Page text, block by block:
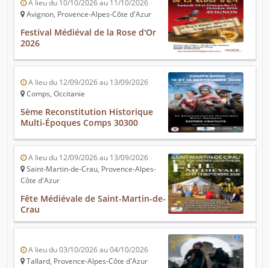
A lieu du 10/10/2026 au 11/10/2026
Avignon, Provence-Alpes-Côte d'Azur
Festival Médiéval de la Rose d'Or
2026
A lieu du 12/09/2026 au 13/09/2026
Comps, Occitanie
5ème Reconstitution Historique
Multi-Époques Comps 30300
A lieu du 12/09/2026 au 13/09/2026
Saint-Martin-de-Crau, Provence-Alpes-
Côte d'Azur
Fête Médiévale de Saint-Martin-de-
Crau
A lieu du 03/10/2026 au 04/10/2026
Tallard, Provence-Alpes-Côte d'Azur